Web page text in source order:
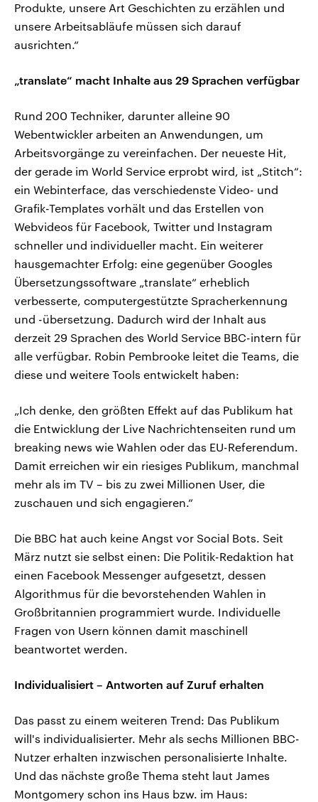
Produkte, unsere Art Geschichten zu erzählen und
unsere Arbeitsabläufe müssen sich darauf
ausrichten.“
„translate“ macht Inhalte aus 29 Sprachen verfügbar
Rund 200 Techniker, darunter alleine 90
Webentwickler arbeiten an Anwendungen, um
Arbeitsvorgänge zu vereinfachen. Der neueste Hit,
der gerade im World Service erprobt wird, ist „Stitch“:
ein Webinterface, das verschiedenste Video- und
Grafik-Templates vorhält und das Erstellen von
Webvideos für Facebook, Twitter und Instagram
schneller und individueller macht. Ein weiterer
hausgemachter Erfolg: eine gegenüber Googles
Übersetzungssoftware „translate“ erheblich
verbesserte, computergestützte Spracherkennung
und -übersetzung. Dadurch wird der Inhalt aus
derzeit 29 Sprachen des World Service BBC-intern für
alle verfügbar. Robin Pembrooke leitet die Teams, die
diese und weitere Tools entwickelt haben:
„Ich denke, den größten Effekt auf das Publikum hat
die Entwicklung der Live Nachrichtenseiten rund um
breaking news wie Wahlen oder das EU-Referendum.
Damit erreichen wir ein riesiges Publikum, manchmal
mehr als im TV – bis zu zwei Millionen User, die
zuschauen und sich engagieren.“
Die BBC hat auch keine Angst vor Social Bots. Seit
März nutzt sie selbst einen: Die Politik-Redaktion hat
einen Facebook Messenger aufgesetzt, dessen
Algorithmus für die bevorstehenden Wahlen in
Großbritannien programmiert wurde. Individuelle
Fragen von Usern können damit maschinell
beantwortet werden.
Individualisiert – Antworten auf Zuruf erhalten
Das passt zu einem weiteren Trend: Das Publikum
will's individualisierter. Mehr als sechs Millionen BBC-
Nutzer erhalten inzwischen personalisierte Inhalte.
Und das nächste große Thema steht laut James
Montgomery schon ins Haus bzw. im Haus: